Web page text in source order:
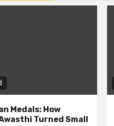
Medals: How
Turned Small